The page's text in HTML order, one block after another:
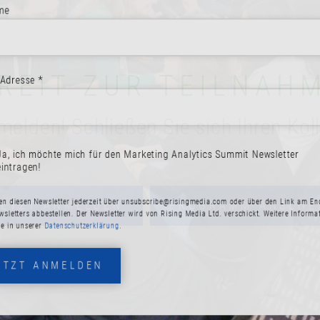
ZUR
Schließen Sie sich Ihren
ANMELDEN PROGRAMM
*
möchte mich für den Marketing Analytics Summit Newsletter
Newsletter jederzeit über unsubscribe@risingmedia.com
Datenschutzerklärung.